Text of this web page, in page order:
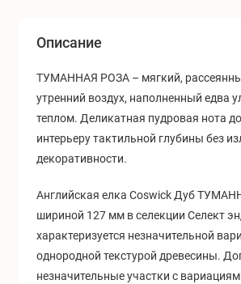
Описание
ТУМАННАЯ РОЗА – мягкий,
утренний воздух, наполненный едва
теплом. Деликатная пудровая нота
интерьеру тактильной глубины без
декоративности.
Английская елка Coswick Дуб
шириной 127 мм в селекции Селект
характеризуется незначительной
однородной текстурой древесины.
незначительные участки с